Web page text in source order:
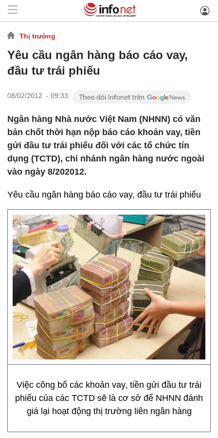
Thị trường
Yêu cầu ngân hàng báo cáo vay,
đầu tư trái phiếu
08/02/2012 - 09:33
Ngân hàng Nhà nước Việt Nam (NHNN) có văn
bản chốt thời hạn nộp báo cáo khoản vay, tiền
gửi đầu tư trái phiếu đối với các tổ chức tín
dụng (TCTD), chi nhánh ngân hàng nước ngoài
vào ngày 8/202012.
Yêu cầu ngân hàng báo cáo vay, đầu tư trái phiếu
Việc công bố các khoản vay, tiền gửi đầu tư trái
phiếu của các TCTD sẽ là cơ sở để NHNN đánh
giá lại hoạt động thị trường liên ngân hàng